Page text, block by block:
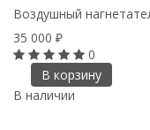
Воздушный
35 000 ₽
0
В корзину
В наличии